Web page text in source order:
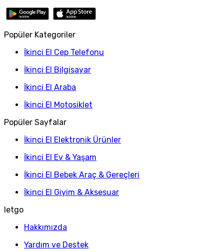
Popüler Kategoriler
İkinci El Cep Telefonu
İkinci El Bilgisayar
İkinci El Araba
İkinci El Motosiklet
Popüler Sayfalar
İkinci El Elektronik Ürünler
İkinci El Ev & Yaşam
İkinci El Bebek Araç & Gereçleri
İkinci El Giyim & Aksesuar
letgo
Hakkımızda
Yardım ve Destek